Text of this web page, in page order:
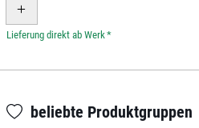
*
beliebte Produktgruppen